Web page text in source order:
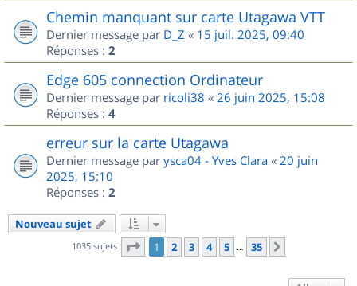
Chemin manquant sur carte Utagawa VTT
Dernier message par D_Z « 15 juil. 2025, 09:40
Réponses : 2
Edge 605 connection Ordinateur
Dernier message par ricoli38 « 26 juin 2025, 15:08
Réponses : 4
erreur sur la carte Utagawa
Dernier message par ysca04 - Yves Clara « 20 juin
2025, 15:10
Réponses : 2
Nouveau sujet
1035 sujets Page 1sur
1 2 3 4 5 … 35